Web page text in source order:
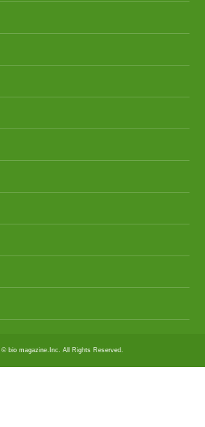
© bio magazine.Inc. All Rights Reserved.